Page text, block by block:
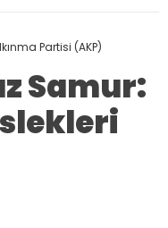
Partisi (AKP)
Samur: